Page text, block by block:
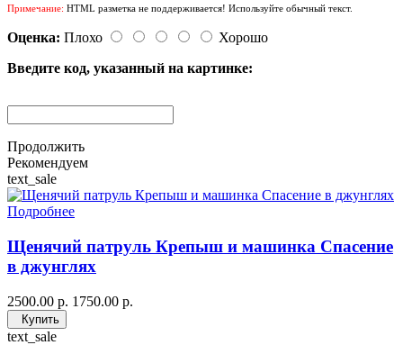
Примечание: HTML разметка не поддерживается! Используйте обычный текст.
Оценка: Плохо
Хорошо
Введите код, указанный на картинке:
Продолжить
Рекомендуем
text_sale
Подробнее
Щенячий патруль Крепыш и машинка Спасение
в джунглях
2500.00 р. 1750.00 р.
Купить
text_sale